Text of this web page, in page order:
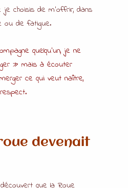
choisis de m’offrir, dans
ou de fatigue.
quelqu’un, je ne
» mais à écouter
ce qui veut naître,
devenait
que la Roue